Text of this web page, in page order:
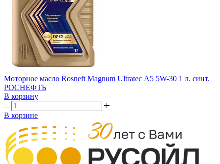
Моторное масло Rosneft Magnum Ultratec А5 5W-30 1 л. синт.
РОСНЕФТЬ
В корзину
В корзине